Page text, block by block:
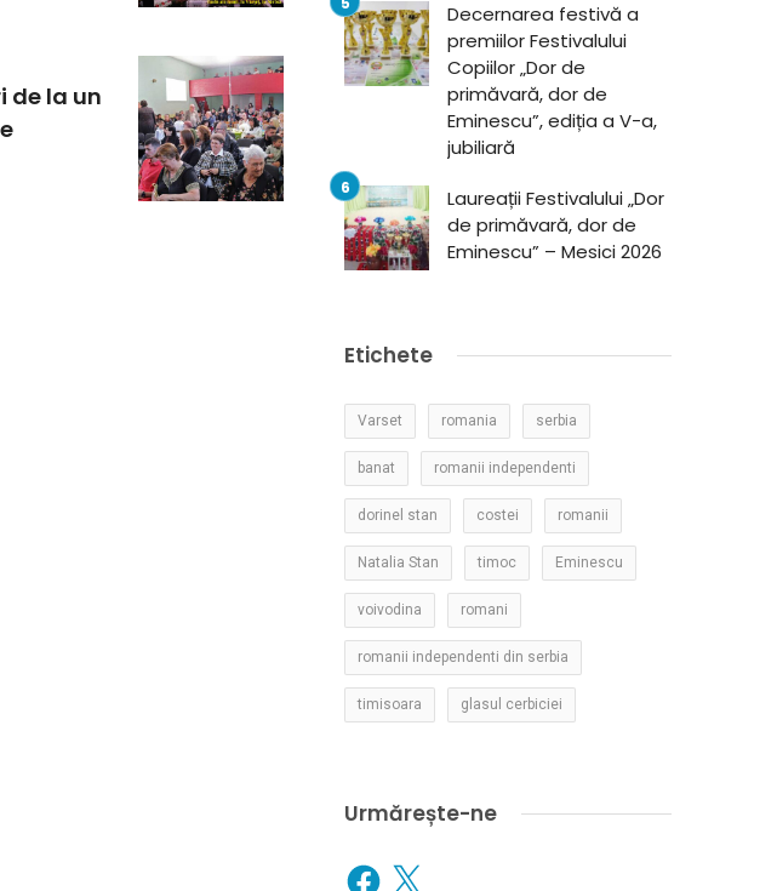
de la un
Decernarea festivă a
premiilor Festivalului
Copiilor „Dor de
primăvară, dor de
Eminescu”, ediția a V-a,
jubiliară
Laureații Festivalului „Dor
de primăvară, dor de
Eminescu” – Mesici 2026
Etichete
Varset romania serbia
banat romanii independenti
dorinel stan costei romanii
Natalia Stan timoc Eminescu
voivodina romani
romanii independenti din serbia
timisoara glasul cerbiciei
Urmărește-ne
Facebook
X